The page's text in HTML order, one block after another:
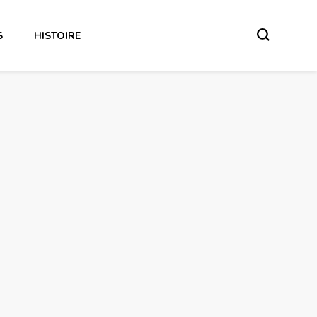
HISTOIRE